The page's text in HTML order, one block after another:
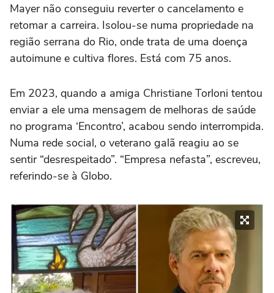
Mayer não conseguiu reverter o cancelamento e
retomar a carreira. Isolou-se numa propriedade na
região serrana do Rio, onde trata de uma doença
autoimune e cultiva flores. Está com 75 anos.
Em 2023, quando a amiga Christiane Torloni tentou
enviar a ele uma mensagem de melhoras de saúde
no programa ‘Encontro’, acabou sendo interrompida.
Numa rede social, o veterano galã reagiu ao se
sentir “desrespeitado”. “Empresa nefasta”, escreveu,
referindo-se à Globo.